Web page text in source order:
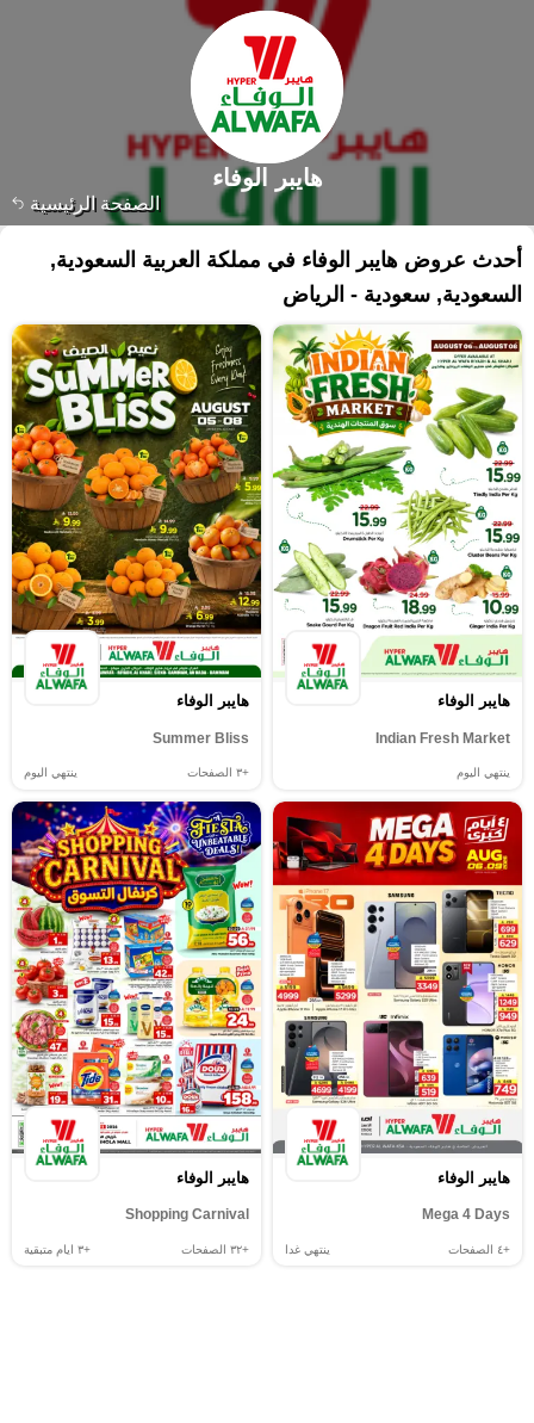
الصفحة الرئيسية
هايبر الوفاء
أحدث عروض هايبر الوفاء في مملكة العربية السعودية,
السعودية, سعودية - الرياض
هايبر الوفاء
Indian Fresh Market
ينتهي اليوم
هايبر الوفاء
Summer Bliss
+٣ الصفحات ينتهي اليوم
هايبر الوفاء
Mega 4 Days
+٤ الصفحات ينتهي غدا
هايبر الوفاء
Shopping Carnival
+٣٢ الصفحات +٣ ايام متبقية